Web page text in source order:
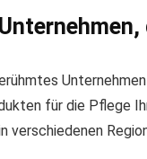
für die Pflege
verschiedenen